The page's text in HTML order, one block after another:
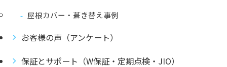
屋根カバー・葺き替え事例
お客様の声（アンケート）
保証とサポート（W保証・定期点検・JIO）